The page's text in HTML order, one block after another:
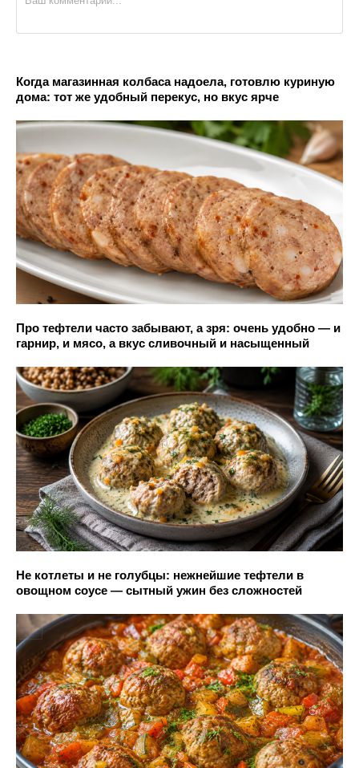
Когда магазинная колбаса надоела, готовлю куриную
дома: тот же удобный перекус, но вкус ярче
Про тефтели часто забывают, а зря: очень удобно — и
гарнир, и мясо, а вкус сливочный и насыщенный
Не котлеты и не голубцы: нежнейшие тефтели в
овощном соусе — сытный ужин без сложностей